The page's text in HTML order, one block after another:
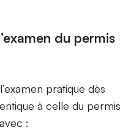
du permis
pratique dès
à celle du permis
: